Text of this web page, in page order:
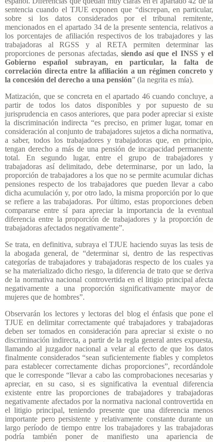
sentencia cuando el TJUE exponen que “discrepan, en particular,
sobre si los datos considerados por el tribunal remitente,
mencionados en el apartado 34 de la presente sentencia, relativos a
los porcentajes de afiliación respectivos de los trabajadores y las
trabajadoras al RGSS y al RETA permiten determinar las
proporciones de personas afectadas, siendo así que el INSS y el
Gobierno español subrayan, en particular, la falta de
correlación directa entre la afiliación a un régimen concreto y
la concesión del derecho a una pensión” (la negrita es mía).
Matización, que se concreta en el apartado 46 cuando concluye, a
partir de todos los datos disponibles y por supuesto de su
jurisprudencia en casos anteriores, que para poder apreciar si existe
la discriminación indirecta “es preciso, en primer lugar, tomar en
consideración al conjunto de trabajadores sujetos a dicha normativa,
a saber, todos los trabajadores y trabajadoras que, en principio,
tengan derecho a más de una pensión de incapacidad permanente
total. En segundo lugar, entre el grupo de trabajadores y
trabajadoras así delimitado, debe determinarse, por un lado, la
proporción de trabajadores a los que no se permite acumular dichas
pensiones respecto de los trabajadores que pueden llevar a cabo
dicha acumulación y, por otro lado, la misma proporción por lo que
se refiere a las trabajadoras. Por último, estas proporciones deben
compararse entre sí para apreciar la importancia de la eventual
diferencia entre la proporción de trabajadores y la proporción de
trabajadoras afectados negativamente”.
Se trata, en definitiva, subraya el TJUE haciendo suyas las tesis de
la abogada general, de “determinar si, dentro de las respectivas
categorías de trabajadores y trabajadoras respecto de los cuales ya
se ha materializado dicho riesgo, la diferencia de trato que se deriva
de la normativa nacional controvertida en el litigio principal afecta
negativamente a una proporción significativamente mayor de
mujeres que de hombres”.
Observarán los lectores y lectoras del blog el énfasis que pone el
TJUE en delimitar correctamente qué trabajadores y trabajadoras
deben ser tomados en consideración para apreciar si existe o no
discriminación indirecta, a partir de la regla general antes expuesta,
llamando al juzgador nacional a velar al efecto de que los datos
finalmente considerados “sean suficientemente fiables y completos
para establecer correctamente dichas proporciones”, recordándole
que le corresponde “llevar a cabo las comprobaciones necesarias y
apreciar, en su caso, si es significativa la eventual diferencia
existente entre las proporciones de trabajadores y trabajadoras
negativamente afectados por la normativa nacional controvertida en
el litigio principal, teniendo presente que una diferencia menos
importante pero persistente y relativamente constante durante un
largo período de tiempo entre los trabajadores y las trabajadoras
podría también poner de manifiesto una apariencia de